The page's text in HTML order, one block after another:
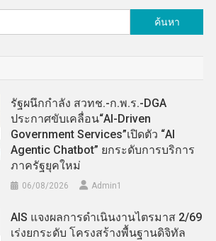
สำหรับ:
รัฐผนึกกำลัง สวทช.-ก.พ.ร.-DGA
ประกาศขับเคลื่อน“AI-Driven
Government Services”เปิดตัว “AI
Agentic Chatbot” ยกระดับการบริการ
ภาครัฐยุคใหม่
06/08/2026 Admin​1
AIS แจงผลการดำเนินงานไตรมาส 2/69
เร่งยกระดับ โครงสร้างพื้นฐานดิจิทัล